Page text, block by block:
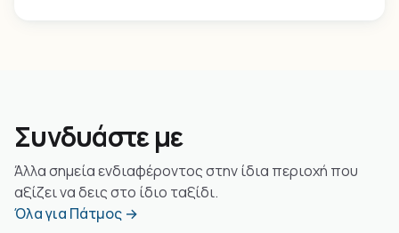
Συνδυάστε με
Άλλα σημεία ενδιαφέροντος στην ίδια περιοχή που
αξίζει να δεις στο ίδιο ταξίδι.
Όλα για Πάτμος →